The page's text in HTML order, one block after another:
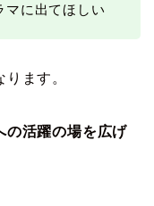
マに出てほしい
ます。
の活躍の場を広げ